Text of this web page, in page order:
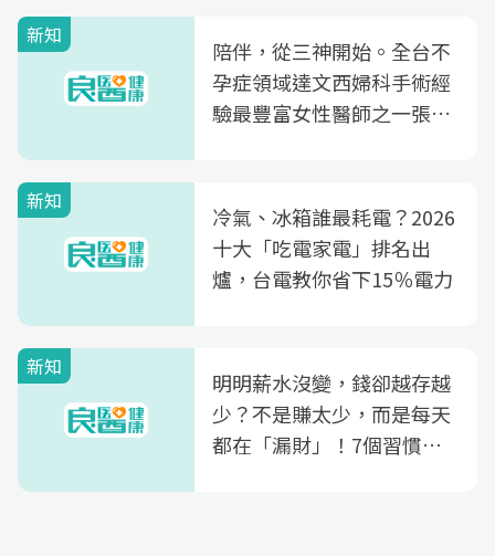
新知
陪伴，從三神開始。全台不
孕症領域達文西婦科手術經
驗最豐富女性醫師之一張永
光田醫院建構360度女性健
康照護生態圈
新知
冷氣、冰箱誰最耗電？2026
十大「吃電家電」排名出
爐，台電教你省下15％電力
新知
明明薪水沒變，錢卻越存越
少？不是賺太少，而是每天
都在「漏財」！7個習慣一